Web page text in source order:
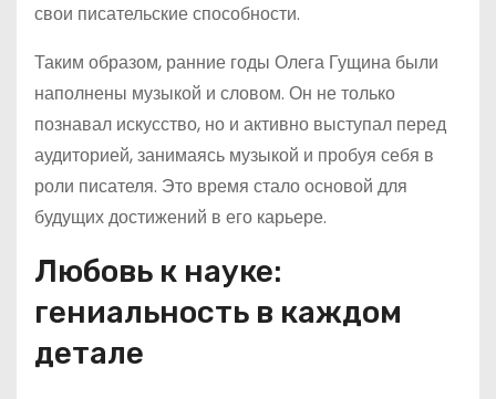
свои писательские способности.
Таким образом, ранние годы Олега Гущина были
наполнены музыкой и словом. Он не только
познавал искусство, но и активно выступал перед
аудиторией, занимаясь музыкой и пробуя себя в
роли писателя. Это время стало основой для
будущих достижений в его карьере.
Любовь к науке:
гениальность в каждом
детале